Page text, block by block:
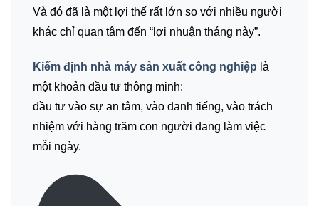
Và đó đã là một lợi thế rất lớn so với nhiều người
khác chỉ quan tâm đến “lợi nhuận tháng này”.
Kiểm định nhà máy sản xuất công nghiệp là
một khoản đầu tư thông minh:
đầu tư vào sự an tâm, vào danh tiếng, vào trách
nhiệm với hàng trăm con người đang làm việc
mỗi ngày.